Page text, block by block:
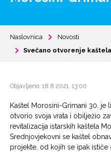
Naslovnica
Novosti
Svečano otvorenje
Objavljeno: 18.8.2021. 13:00
Kaštel Morosini-Grimani 30. je
otvorio svoja vrata i obilježio
revitalizacija istarskih kaštela
Srednjovjekovni se kaštel
projekte, od kojih se ipak